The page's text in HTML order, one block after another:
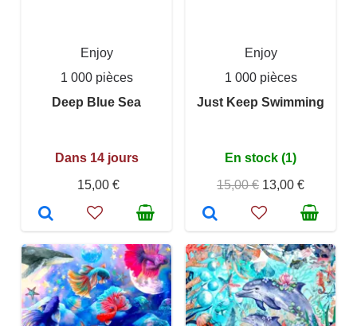
Enjoy
1 000 pièces
Deep Blue Sea
Dans 14 jours
15,00 €
Enjoy
1 000 pièces
Just Keep Swimming
En stock (1)
15,00 € 13,00 €